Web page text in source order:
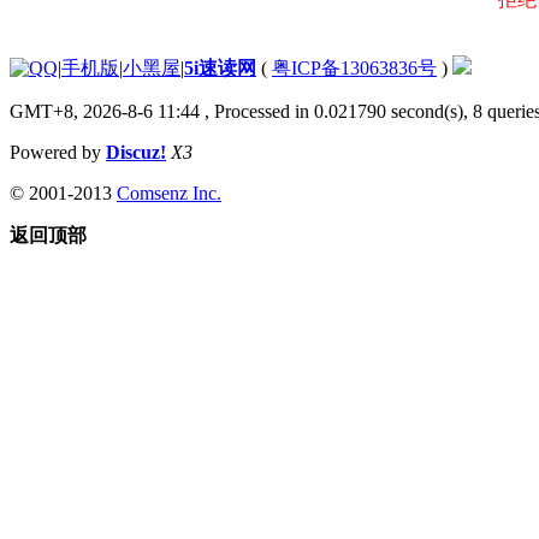
|手机版|小黑屋|5i速读网 ( 粤ICP备13063836号 )
GMT+8, 2026-8-6 11:44 , Processed in 0.021790 second(s), 8
Powered by Discuz! X3
© 2001-2013 Comsenz Inc.
返回顶部